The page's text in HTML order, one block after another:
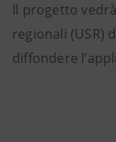
Il progetto
regionali (USR)
diffondere